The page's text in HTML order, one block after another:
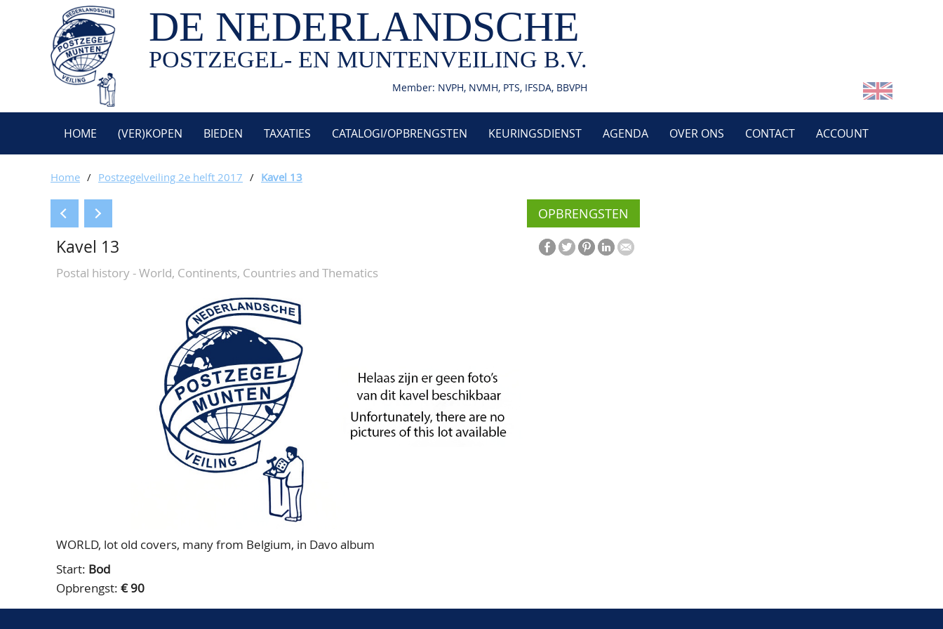
DE NEDERLANDSCHE
POSTZEGEL- EN MUNTENVEILING B.V.
Member: NVPH, NVMH, PTS, IFSDA, BBVPH
HOME (VER)KOPEN BIEDEN TAXATIES CATALOGI/OPBRENGSTEN KEURINGSDIENST AGENDA OVER ONS CONTACT ACCOUNT
Home / Postzegelveiling 2e helft 2017 / Kavel 13
OPBRENGSTEN
Kavel 13
Postal history - World, Continents, Countries and Thematics
WORLD, lot old covers, many from Belgium, in Davo album
Start: Bod
Opbrengst: € 90